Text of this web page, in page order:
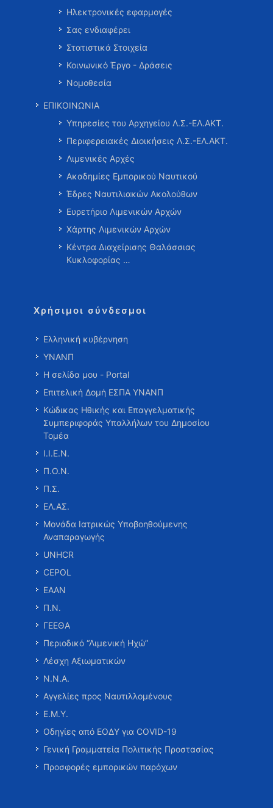
Ηλεκτρονικές εφαρμογές
Σας ενδιαφέρει
Στατιστικά Στοιχεία
Κοινωνικό Έργο - Δράσεις
Νομοθεσία
ΕΠΙΚΟΙΝΩΝΙΑ
Υπηρεσίες του Αρχηγείου Λ.Σ.-ΕΛ.ΑΚΤ.
Περιφερειακές Διοικήσεις Λ.Σ.-ΕΛ.ΑΚΤ.
Λιμενικές Αρχές
Ακαδημίες Εμπορικού Ναυτικού
Έδρες Ναυτιλιακών Ακολούθων
Ευρετήριο Λιμενικών Αρχών
Χάρτης Λιμενικών Αρχών
Κέντρα Διαχείρισης Θαλάσσιας
Κυκλοφορίας …
Χρήσιμοι σύνδεσμοι
Ελληνική κυβέρνηση
ΥΝΑΝΠ
Η σελίδα μου - Portal
Επιτελική Δομή ΕΣΠΑ ΥΝΑΝΠ
Κώδικας Ηθικής και Επαγγελματικής
Συμπεριφοράς Υπαλλήλων του Δημοσίου
Τομέα
Ι.Ι.Ε.Ν.
Π.Ο.Ν.
Π.Σ.
ΕΛ.ΑΣ.
Μονάδα Ιατρικώς Υποβοηθούμενης
Αναπαραγωγής
UNHCR
CEPOL
ΕΑΑΝ
Π.Ν.
ΓΕΕΘΑ
Περιοδικό “Λιμενική Ηχώ”
Λέσχη Αξιωματικών
Ν.Ν.Α.
Αγγελίες προς Ναυτιλλομένους
Ε.Μ.Υ.
Οδηγίες από ΕΟΔΥ για COVID-19
Γενική Γραμματεία Πολιτικής Προστασίας
Προσφορές εμπορικών παρόχων